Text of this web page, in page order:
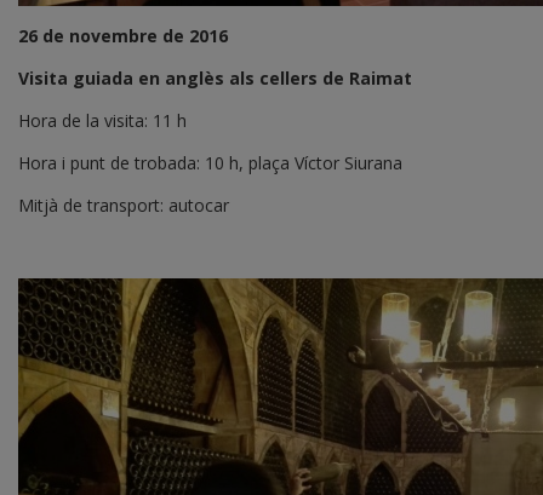
26 de novembre de 2016
Visita guiada en anglès als cellers de Raimat
Hora de la visita: 11 h
Hora i punt de trobada: 10 h, plaça Víctor Siurana
Mitjà de transport: autocar